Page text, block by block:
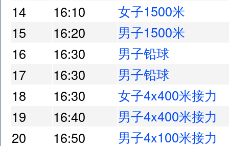
14
16:10
女子1500米
15
16:20
男子1500米
16
16:30
男子铅球
17
16:30
男子铅球
18
16:30
女子4x400米接力
19
16:40
男子4x400米接力
20
16:50 男子4x100米接力